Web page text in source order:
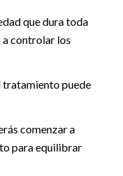
que dura toda
controlar los
tratamiento puede
comenzar a
para equilibrar